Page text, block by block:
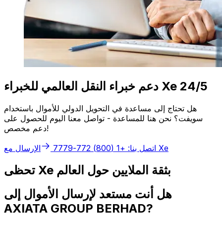
دعم خبراء النقل العالمي للخبراء Xe 24/5
هل تحتاج إلى مساعدة في التحويل الدولي للأموال باستخدام
سويفت؟ نحن هنا للمساعدة - تواصل معنا اليوم للحصول على
دعم مخصص!
اتصل بنا: +1 (800) 772-7779 الإرسال مع Xe
تحظى Xe بثقة الملايين حول العالم
هل أنت مستعد لإرسال الأموال إلى
AXIATA GROUP BERHAD?